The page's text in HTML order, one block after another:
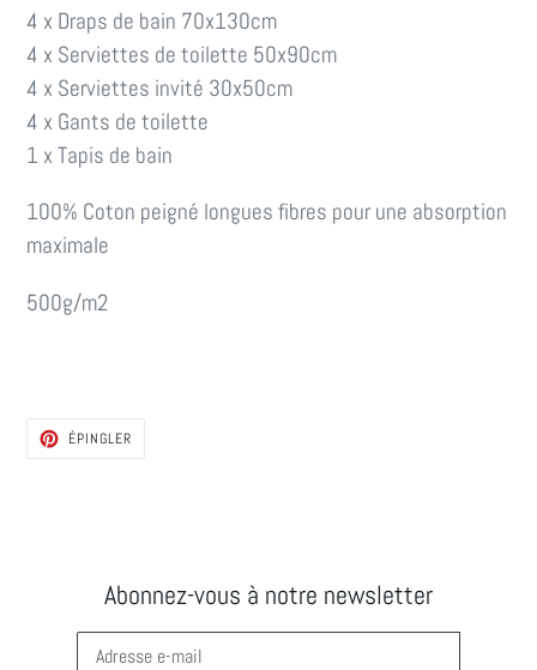
4 x Draps de bain 70x130cm
4 x Serviettes de toilette 50x90cm
4 x Serviettes invité 30x50cm
4 x Gants de toilette
1 x Tapis de bain
100% Coton peigné longues fibres pour une absorption
maximale
500g/m2
ÉPINGLERÉPINGLER
SUR
Abonnez-vous à notre newsletter